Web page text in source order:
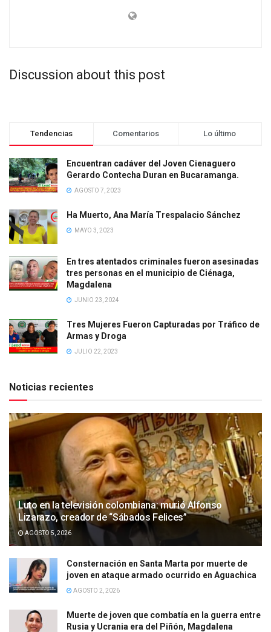
Discussion about this post
Tendencias Comentarios Lo último
Encuentran cadáver del Joven Cienaguero
Gerardo Contecha Duran en Bucaramanga.
AGOSTO 7, 2023
Ha Muerto, Ana María Trespalacio Sánchez
MAYO 3, 2023
En tres atentados criminales fueron asesinadas
tres personas en el municipio de Ciénaga,
Magdalena
JUNIO 23, 2024
Tres Mujeres Fueron Capturadas por Tráfico de
Armas y Droga
JULIO 22, 2023
Noticias recientes
Luto en la televisión colombiana: murió Alfonso
Lizarazo, creador de “Sábados Felices”
AGOSTO 5, 2026
Consternación en Santa Marta por muerte de
joven en ataque armado ocurrido en Aguachica
AGOSTO 2, 2026
Muerte de joven que combatía en la guerra entre
Rusia y Ucrania era del Piñón, Magdalena